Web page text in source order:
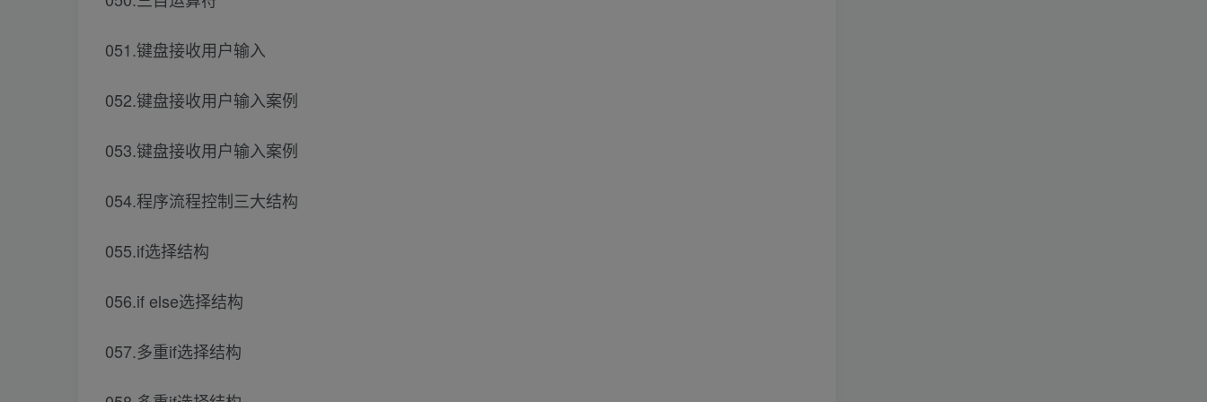
051.键盘接收用户输入
052.键盘接收用户输入案例
053.键盘接收用户输入案例
054.程序流程控制三大结构
055.if选择结构
056.if else选择结构
057.多重if选择结构